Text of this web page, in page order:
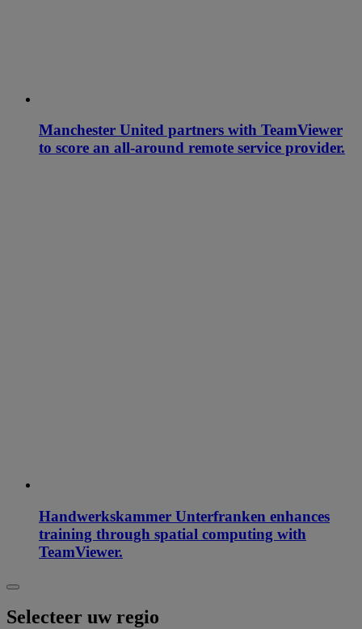
Manchester United partners with TeamViewer
to score an all-around remote service provider.
Handwerkskammer Unterfranken enhances
training through spatial computing with
TeamViewer.
Selecteer uw regio